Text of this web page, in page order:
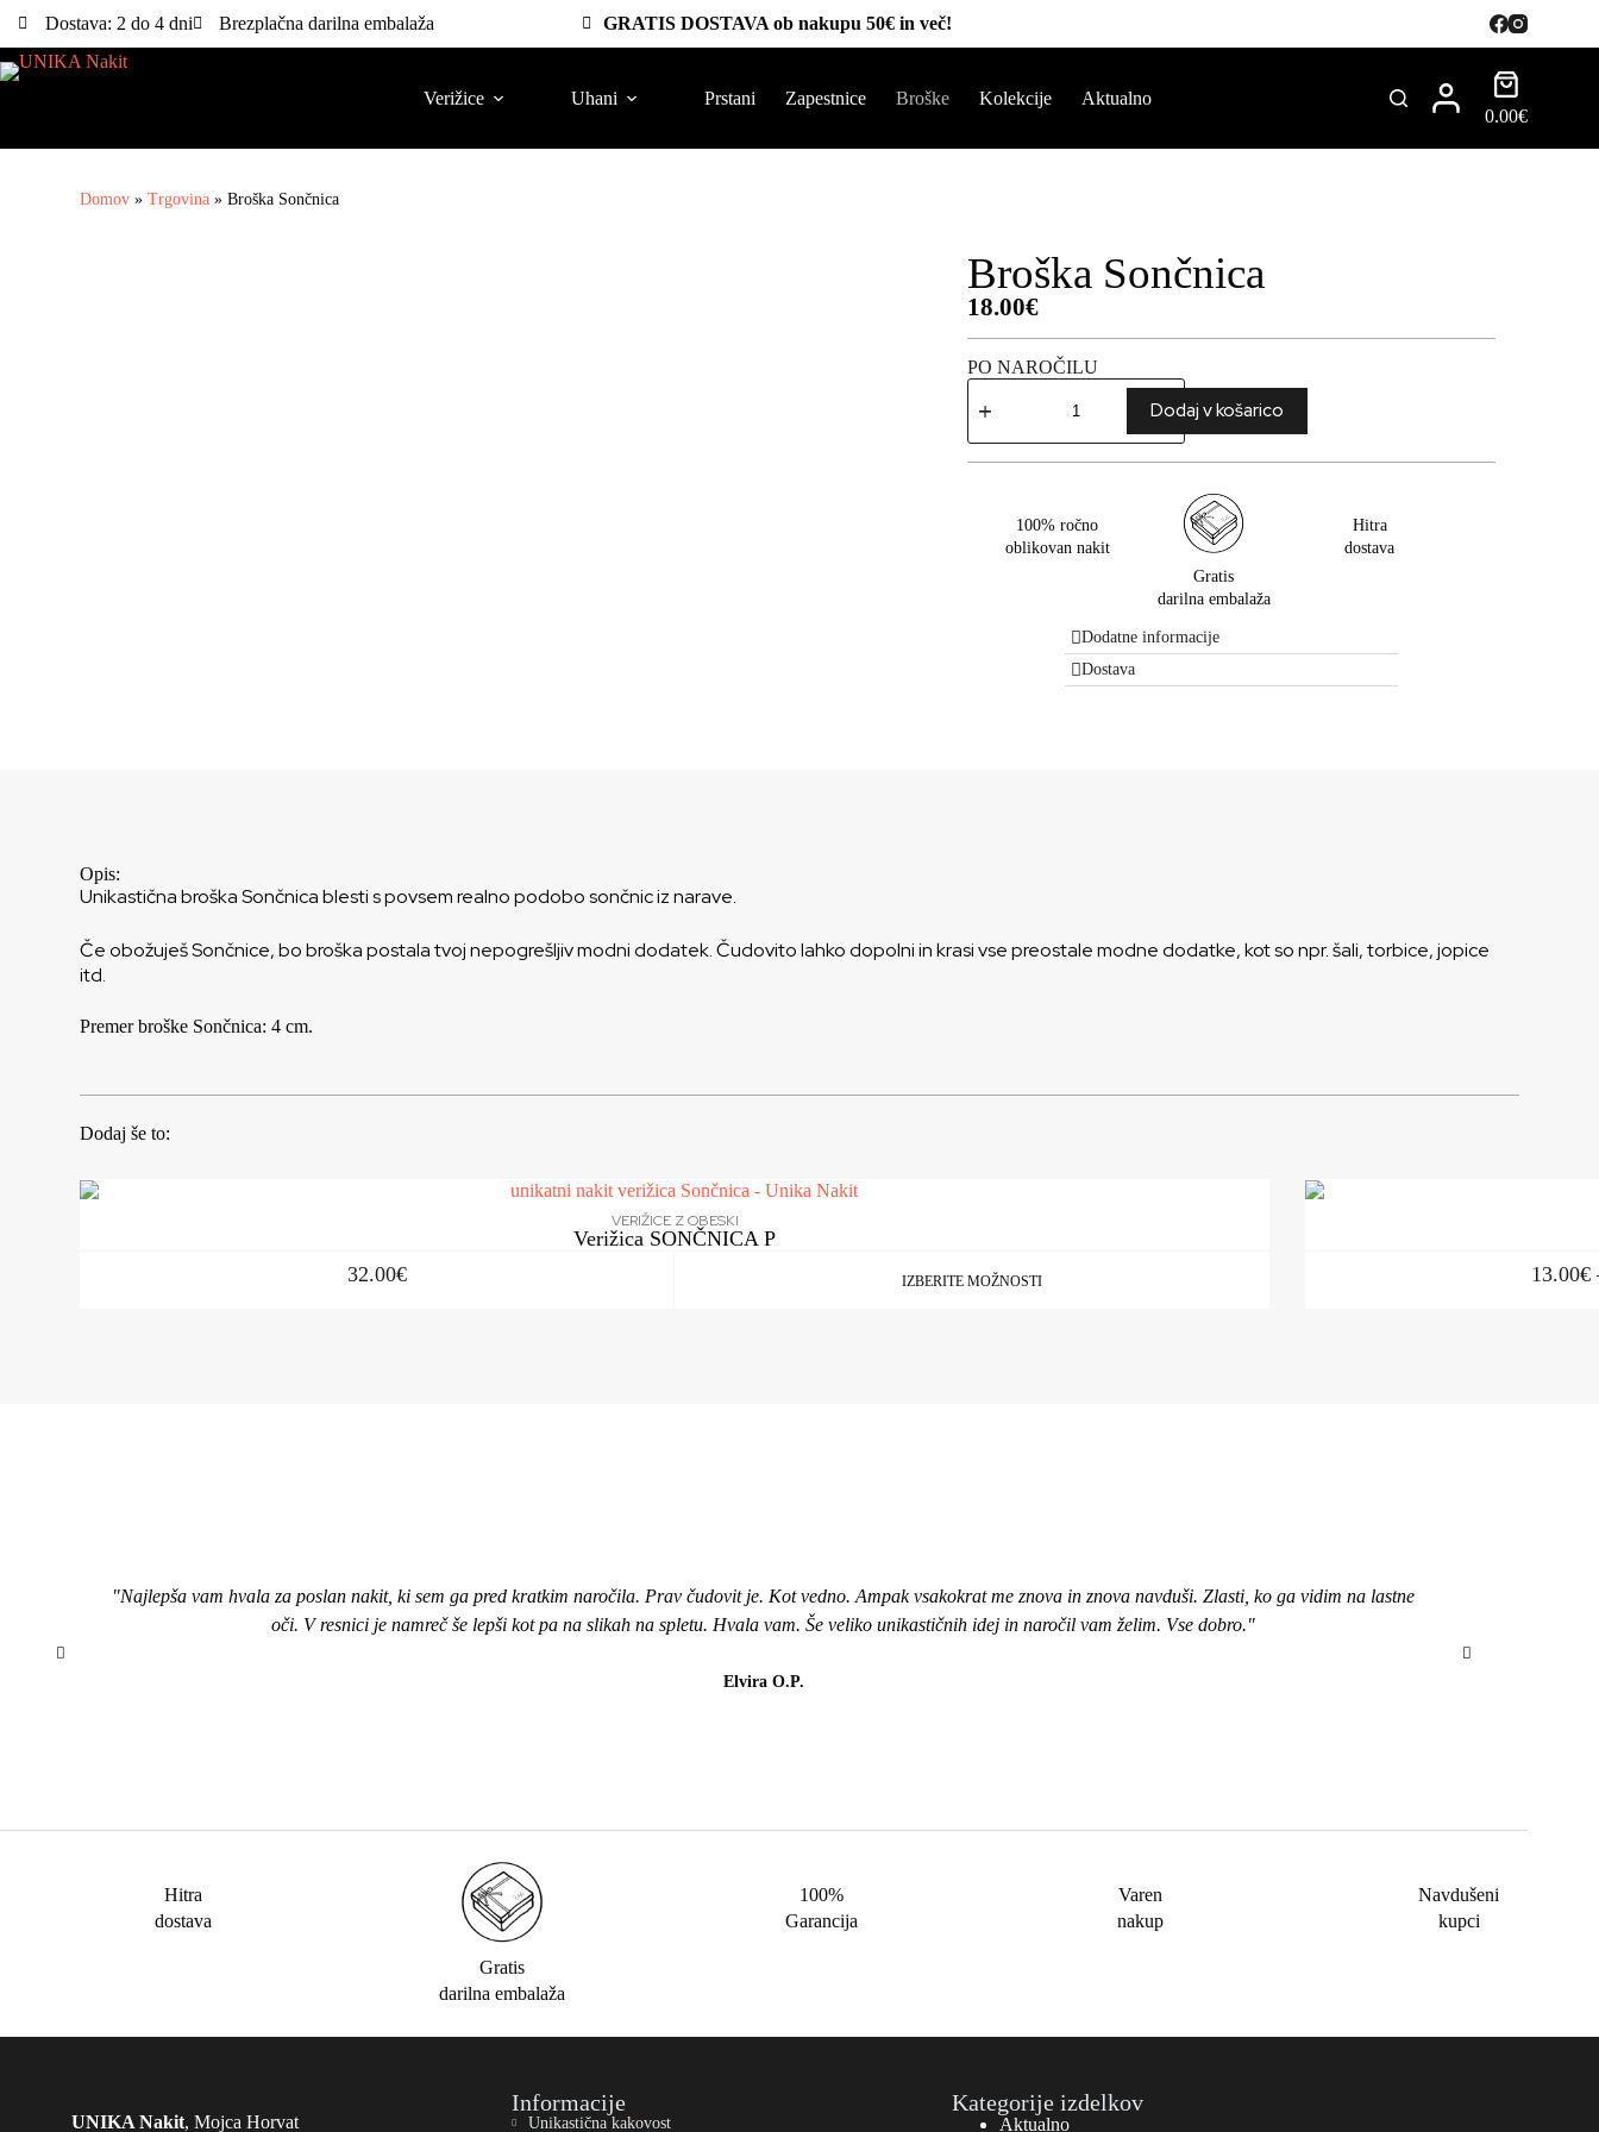
Dostava: 2 do 4 dni Brezplačna darilna embalaža GRATIS DOSTAVA ob nakupu 50€ in več!
Verižice Uhani Prstani Zapestnice Broške Kolekcije
Aktualno
0.00€
Domov »Trgovina »Broška Sončnica
Broška Sončnica
18.00€
PO NAROČILU
Dodaj v košarico
100% ročno
oblikovan nakit
Gratis
darilna embalaža
Hitra
dostava
Dodatne informacije
Dostava
Opis:
Unikastična broška Sončnica blesti s povsem realno podobo sončnic iz narave.
Če obožuješ Sončnice, bo broška postala tvoj nepogrešljiv modni dodatek. Čudovito lahko dopolni in krasi vse preostale modne dodatke, kot so npr. šali, torbice, jopice
itd.
Premer broške Sončnica: 4 cm.
Dodaj še to:
VERIŽICE Z OBESKI
Verižica SONČNICA P
32.00€ IZBERITE MOŽNOSTI 13.00€
"Najlepša vam hvala za poslan nakit, ki sem ga pred kratkim naročila. Prav čudovit je. Kot vedno. Ampak vsakokrat me znova in znova navduši. Zlasti, ko ga vidim na lastne
oči. V resnici je namreč še lepši kot pa na slikah na spletu. Hvala vam. Še veliko unikastičnih idej in naročil vam želim. Vse dobro."
Elvira O.P.
Hitra
dostava
Gratis
darilna embalaža
100%
Garancija
Varen
nakup
Navdušeni
kupci
UNIKA Nakit, Mojca Horvat
Informacije
Unikastična kakovost
Kategorije izdelkov
Aktualno